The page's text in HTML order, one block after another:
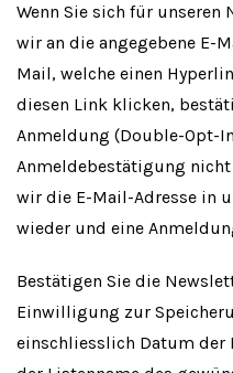
Wenn Sie sich für unseren
wir an die angegebene E-
Mail, welche einen
diesen Link klicken,
Anmeldung (Double-Opt-
Anmeldebestätigung
wir die E-Mail-Adresse in
wieder und eine
Bestätigen Sie die
Einwilligung zur
einschliesslich Datum der